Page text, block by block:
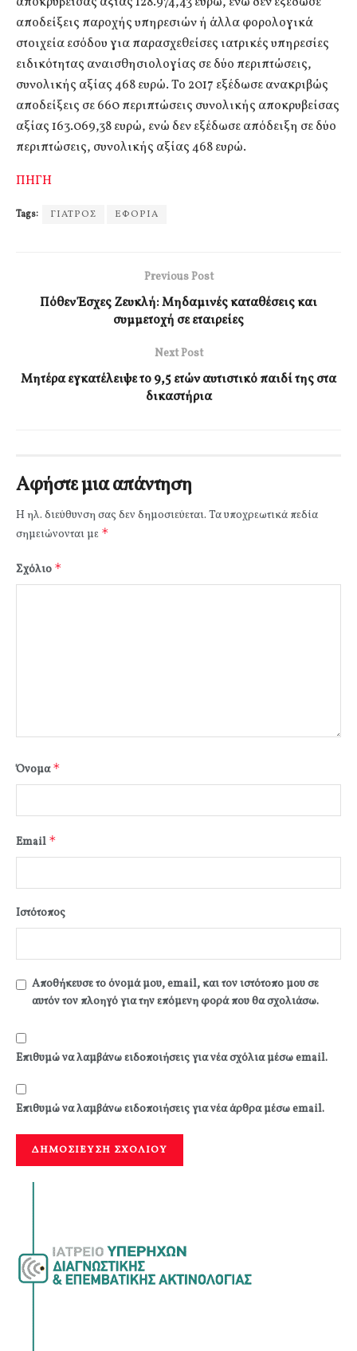
αποδείξεις παροχής υπηρεσιών ή άλλα φορολογικά
στοιχεία εσόδου για παρασχεθείσες ιατρικές υπηρεσίες
ειδικότητας αναισθησιολογίας σε δύο περιπτώσεις,
συνολικής αξίας 468 ευρώ. Το 2017 εξέδωσε ανακριβώς
αποδείξεις σε 660 περιπτώσεις συνολικής αποκρυβείσας
αξίας 163.069,38 ευρώ, ενώ δεν εξέδωσε απόδειξη σε δύο
περιπτώσεις, συνολικής αξίας 468 ευρώ.
ΠΗΓΗ
Tags: ΓΙΑΤΡΟΣ ΕΦΟΡΙΑ
Previous Post
Πόθεν Έσχες Ζευκλή: Μηδαμινές καταθέσεις και
συμμετοχή σε εταιρείες
Next Post
Μητέρα εγκατέλειψε το 9,5 ετών αυτιστικό παιδί της στα
δικαστήρια
Αφήστε μια απάντηση
Η ηλ. διεύθυνση σας δεν δημοσιεύεται. Τα υποχρεωτικά πεδία
σημειώνονται με *
Σχόλιο *
Όνομα*
Email *
Ιστότοπος
Αποθήκευσε το όνομά μου, email, και τον ιστότοπο μου σε
αυτόν τον πλοηγό για την επόμενη φορά που θα σχολιάσω.
Επιθυμώ να λαμβάνω ειδοποιήσεις για νέα σχόλια μέσω email.
Επιθυμώ να λαμβάνω ειδοποιήσεις για νέα άρθρα μέσω email.